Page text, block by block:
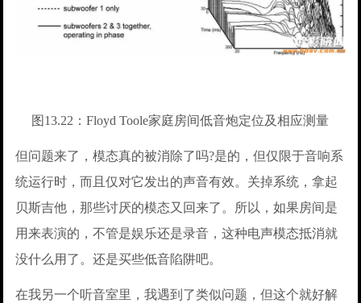
图13.22：Floyd Toole家庭房间低音炮定位及相应测量
但问题来了，模态真的被消除了吗?是的，但仅限于音响系
统运行时，而且仅对它发出的声音有效。关掉系统，拿起
贝斯吉他，那些讨厌的模态又回来了。所以，如果房间是
用来表演的，不管是娱乐还是录音，这种电声模态抵消就
没什么用了。还是买些低音陷阱吧。
在我另一个听音室里，我遇到了类似问题，但这个就好解